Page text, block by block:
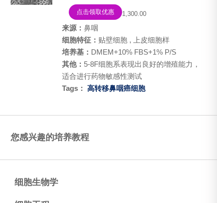
1,300.00
点击领取优惠
来源： 鼻咽
细胞特征： 贴壁细胞 , 上皮细胞样
培养基： DMEM+10% FBS+1% P/S
其他： 5-8F细胞系表现出良好的增殖能力，
适合进行药物敏感性测试
Tags： 高转移鼻咽癌细胞
您感兴趣的培养教程
细胞生物学